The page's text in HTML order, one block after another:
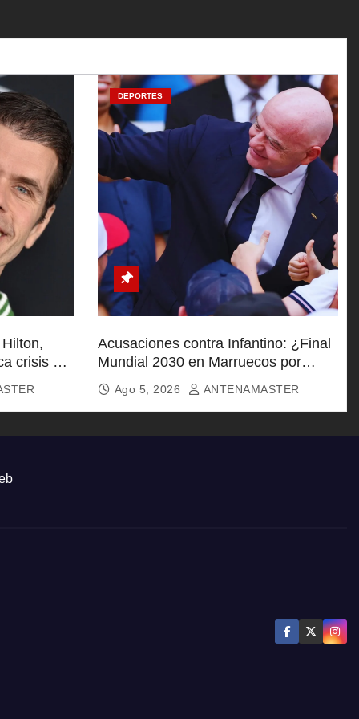
crisis en
DEPORTES
Acusaciones contra Infantino: ¿Final
Mundial 2030 en Marruecos por
respaldo político?
Ago 5, 2026 ANTENAMASTER